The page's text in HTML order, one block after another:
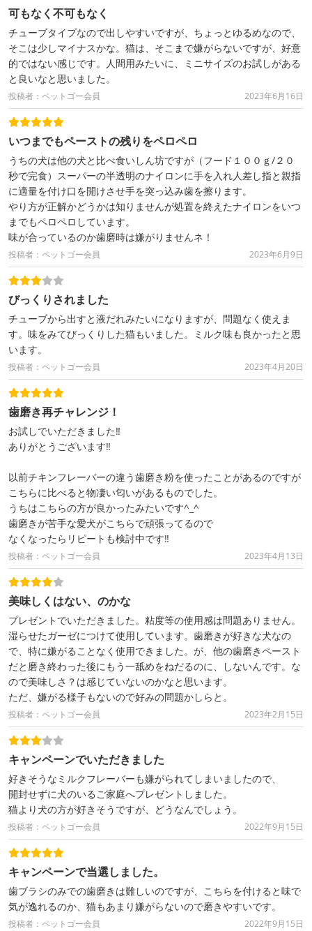
可もなく不可もなく
チューブタイプなので出しやすいですが、ちょっとゆるめなので、
そこは少しマイナスかな。猫は、そこまで嫌がらないですが、好意
的ではない感じです。人間用みたいに、ミニサイズのお試しがある
と良いなと思いました。
投稿者：ペットゴー会員 2023年6月16日
いつまでもペーストの残りをペロペロ
うちの犬は他の犬と比べ食いしん坊ですが（フード１００ｇ/２０
秒で完食）スーパーの半透明のナイロンに手を入れ人差し指と親指
に適量を付け口を開けさせ手を突っ込み歯を擦ります。
やり方が正解かどうかは知りませんが処置を終えたナイロンをいつ
までもペロペロしています。
味が合っているのか歯磨時は嫌がりませんネ！
投稿者：ペットゴー会員 2023年6月9日
びっくりされました
チューブから出すと液だれみたいになりますが、問題なく使えま
す。味をみてびっくりした猫もいました。ミルク味も良かったと思
います。
投稿者：ペットゴー会員 2023年4月20日
歯磨き再チャレンジ！
お試しでいただきました‼︎
ありがとうございます‼︎
以前チキンフレーバーの違う歯磨き粉を使ったことがあるのですが
こちらに比べると物凄い匂いがあるものでした。
うちはこちらの方が良かったみたいです^_^
歯磨きが苦手な愛犬がこちらで頑張ってるので
なくなったらリピートも検討中です‼︎
投稿者：ペットゴー会員 2023年4月13日
美味しくはない、のかな
プレゼントでいただきました。粘度等の使用感は問題ありません。
湿らせたガーゼにつけて使用しています。歯磨きが好きな犬なの
で、特に嫌がることなく使用できました。が、他の歯磨きペースト
だと磨き終わった後にもう一舐めをねだるのに、しないんです。な
ので美味しさ？は感じていないのかなと思います。
ただ、嫌がる様子もないので好みの問題かしらと。
投稿者：ペットゴー会員 2023年2月15日
キャンペーンでいただきました
好きそうなミルクフレーバーも嫌がられてしまいましたので、
開封せずに犬のいるご家庭へプレゼントしました。
猫より犬の方が好きそうですが、どうなんでしょう。
投稿者：ペットゴー会員 2022年9月15日
キャンペーンで当選しました。
歯ブラシのみでの歯磨きは難しいのですが、こちらを付けると味で
気が逸れるのか、猫もあまり嫌がらないので磨きやすいです。
投稿者：ペットゴー会員 2022年9月15日